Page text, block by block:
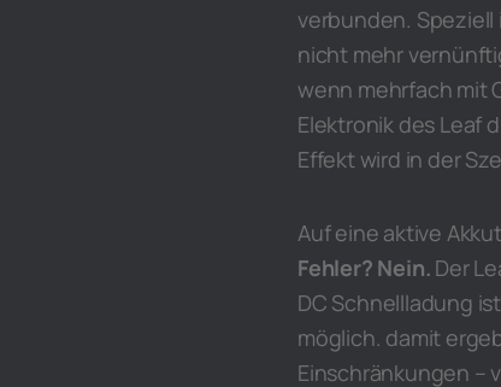
verbunden. Speziell
nicht mehr
wenn mehrfach mit
Elektronik des Leaf
Effekt wird in der
Auf eine aktive
Fehler? Nein. Der
DC Schnellladung
möglich. damit
Einschränkungen –